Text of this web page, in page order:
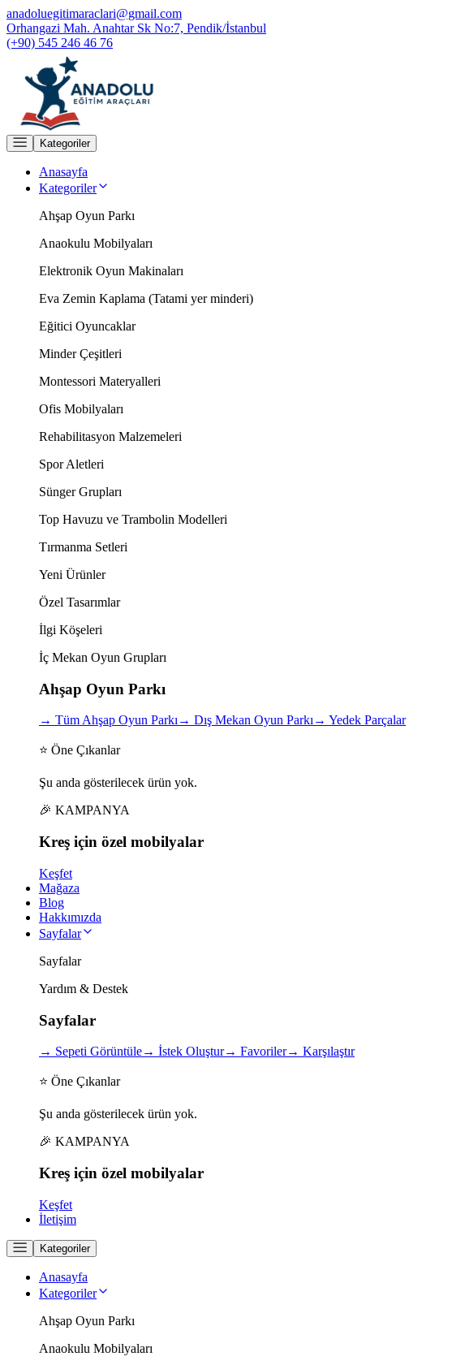
anadoluegitimaraclari@gmail.com
Orhangazi Mah. Anahtar Sk No:7, Pendik/İstanbul
(+90) 545 246 46 76
Kategoriler
Anasayfa
Kategoriler
Ahşap Oyun Parkı
Anaokulu Mobilyaları
Elektronik Oyun Makinaları
Eva Zemin Kaplama (Tatami yer minderi)
Eğitici Oyuncaklar
Minder Çeşitleri
Montessori Materyalleri
Ofis Mobilyaları
Rehabilitasyon Malzemeleri
Spor Aletleri
Sünger Grupları
Top Havuzu ve Trambolin Modelleri
Tırmanma Setleri
Yeni Ürünler
Özel Tasarımlar
İlgi Köşeleri
İç Mekan Oyun Grupları
Ahşap Oyun Parkı
→ Tüm Ahşap Oyun Parkı→ Dış Mekan Oyun Parkı→ Yedek Parçalar
⭐ Öne Çıkanlar
Şu anda gösterilecek ürün yok.
🎉 KAMPANYA
Kreş için özel mobilyalar
Keşfet
Mağaza
Blog
Hakkımızda
Sayfalar
Sayfalar
Yardım & Destek
Sayfalar
→ Sepeti Görüntüle→ İstek Oluştur→ Favoriler→ Karşılaştır
⭐ Öne Çıkanlar
Şu anda gösterilecek ürün yok.
🎉 KAMPANYA
Kreş için özel mobilyalar
Keşfet
İletişim
Kategoriler
Anasayfa
Kategoriler
Ahşap Oyun Parkı
Anaokulu Mobilyaları